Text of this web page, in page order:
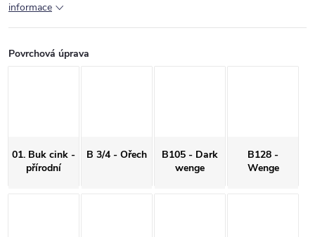
informace
Povrchová úprava
01. Buk cink -
přírodní
B 3/4 - Ořech
B105 - Dark
wenge
B128 -
Wenge